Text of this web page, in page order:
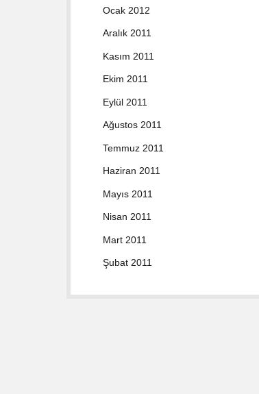
Ocak 2012
Aralık 2011
Kasım 2011
Ekim 2011
Eylül 2011
Ağustos 2011
Temmuz 2011
Haziran 2011
Mayıs 2011
Nisan 2011
Mart 2011
Şubat 2011